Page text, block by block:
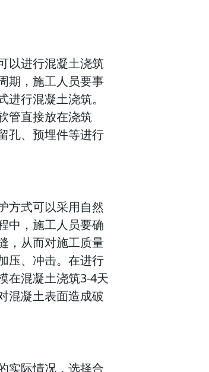
以进行混凝土浇筑
期，施工人员要事
行混凝土浇筑。
管直接放在浇筑
孔、预埋件等进行
方式可以采用自然
中，施工人员要确
，从而对施工质量
压、冲击。在进行
在混凝土浇筑3-4天
混凝土表面造成破
实际情况，选择合